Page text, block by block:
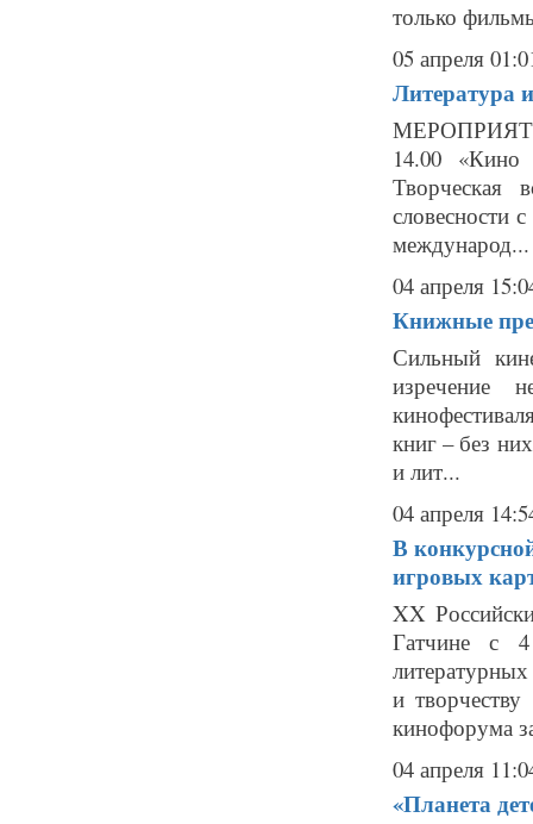
только
05 апреля
Литература
14.00
Творческая
словесности
международ...
04 апреля
Книжные
Сильный
изречение
книг – без
и лит...
04 апреля
В
игровых
XX
Гатчине с 4
и
кинофорума
04 апреля
«Планета